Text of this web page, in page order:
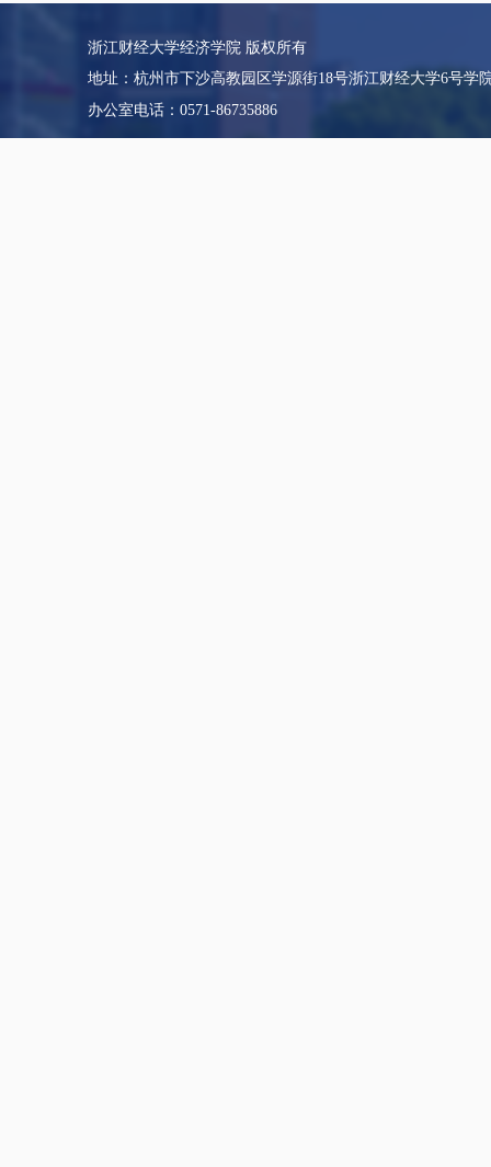
浙江财经大学经济学院 版权所有
地址：杭州市下沙高教园区学源街18号浙江财经大学6号学
办公室电话：0571-86735886